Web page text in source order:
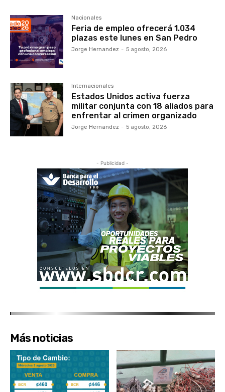
Nacionales
Feria de empleo ofrecerá 1.034
plazas este lunes en San Pedro
Jorge Hernandez - 5 agosto, 2026
Internacionales
Estados Unidos activa fuerza
militar conjunta con 18 aliados para
enfrentar al crimen organizado
Jorge Hernandez - 5 agosto, 2026
- Publicidad -
Más noticias